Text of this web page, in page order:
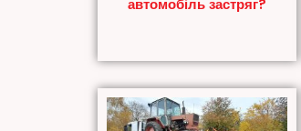
автомобіль застряг?